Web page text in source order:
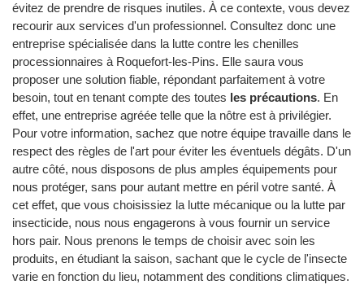
évitez de prendre de risques inutiles. À ce contexte, vous devez
recourir aux services d'un professionnel. Consultez donc une
entreprise spécialisée dans la lutte contre les chenilles
processionnaires à Roquefort-les-Pins. Elle saura vous
proposer une solution fiable, répondant parfaitement à votre
besoin, tout en tenant compte des toutes les précautions. En
effet, une entreprise agréée telle que la nôtre est à privilégier.
Pour votre information, sachez que notre équipe travaille dans le
respect des règles de l'art pour éviter les éventuels dégâts. D'un
autre côté, nous disposons de plus amples équipements pour
nous protéger, sans pour autant mettre en péril votre santé. À
cet effet, que vous choisissiez la lutte mécanique ou la lutte par
insecticide, nous nous engagerons à vous fournir un service
hors pair. Nous prenons le temps de choisir avec soin les
produits, en étudiant la saison, sachant que le cycle de l'insecte
varie en fonction du lieu, notamment des conditions climatiques.